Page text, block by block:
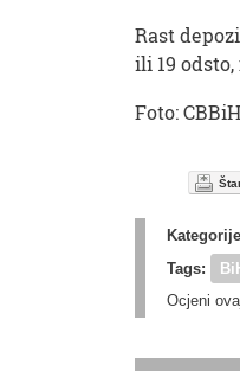
Rast
ili 19
Foto: CBBiH
Tags:
Ocjeni